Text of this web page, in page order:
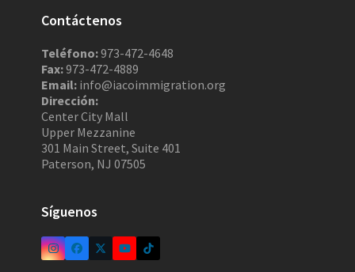
Contáctenos
Teléfono:973-472-4648
Fax:973-472-4889
Email: info@iacoimmigration.org
Dirección:
Center City Mall
Upper Mezzanine
301 Main Street, Suite 401
Paterson, NJ 07505
Síguenos